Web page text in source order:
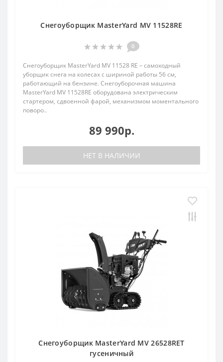
Снегоуборщик MasterYard MV 11528RE
0
Снегоуборщик MasterYard MV 11528 RE – самоходный
уборщик снега на колесах с шириной работы 56 см,
работающий на бензине. Снегоуборочная машина
MasterYard MV 11528RE оборудована электрическим
стартером, сдвоенной фарой, механизмом моментального
поворо..
89 990р.
НЕТ В НАЛИЧИИ
Снегоуборщик MasterYard MV 26528RET
гусеничный